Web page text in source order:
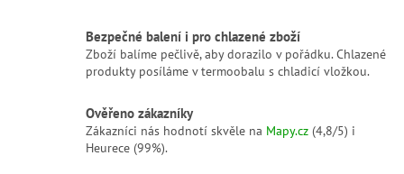
Bezpečné balení i pro chlazené zboží
Zboží balíme pečlivě, aby dorazilo v pořádku. Chlazené
produkty posíláme v termoobalu s chladicí vložkou.
Ověřeno zákazníky
Zákazníci nás hodnotí skvěle na Mapy.cz (4,8/5) i
Heurece (99%).